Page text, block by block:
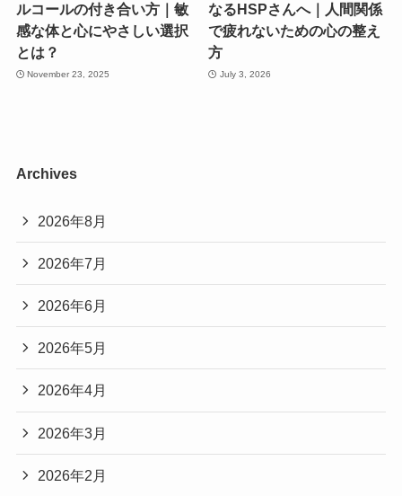
ルコールの付き合い方｜敏
感な体と心にやさしい選択
とは？
November 23, 2025
なるHSPさんへ｜人間関係
で疲れないための心の整え
方
July 3, 2026
Archives
2026年8月
2026年7月
2026年6月
2026年5月
2026年4月
2026年3月
2026年2月